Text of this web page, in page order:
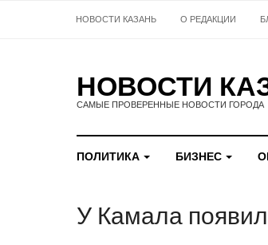
НОВОСТИ КАЗАНЬ О РЕДАКЦИИ
НОВОСТИ
САМЫЕ ПРОВЕРЕННЫЕ НОВОСТИ ГОРОДА
ПОЛИТИКА БИЗНЕС
У Камала